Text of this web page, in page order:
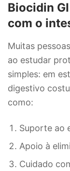
Biocidin
com o
Muitas
ao estudar
simples: em
digestivo
como:
Suporte ao
Apoio à
Cuidado